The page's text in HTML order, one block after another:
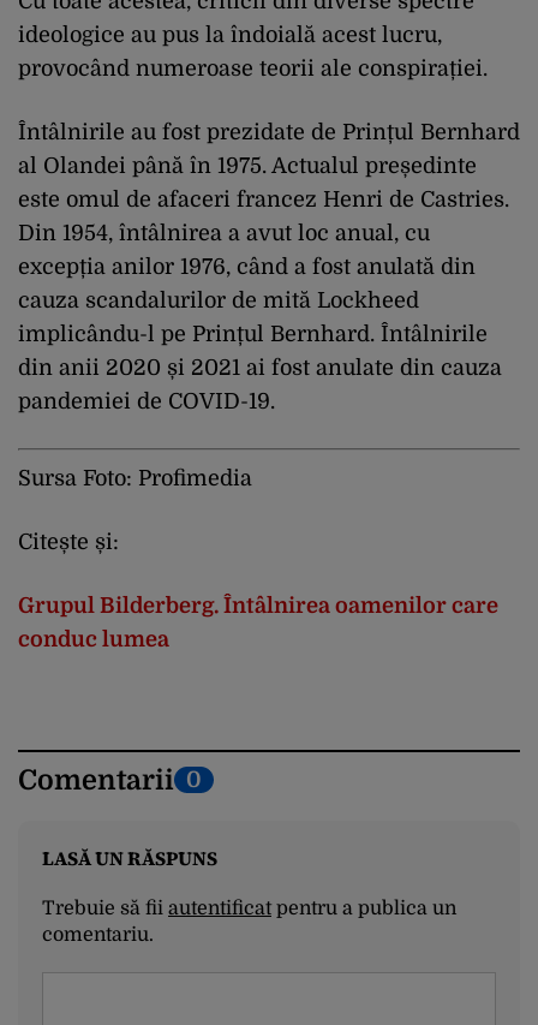
ideologice au pus la îndoială acest lucru,
provocând numeroase teorii ale conspirației.
Întâlnirile au fost prezidate de Prințul Bernhard
al Olandei până în 1975. Actualul președinte
este omul de afaceri francez Henri de Castries.
Din 1954, întâlnirea a avut loc anual, cu
excepția anilor 1976, când a fost anulată din
cauza scandalurilor de mită Lockheed
implicându-l pe Prințul Bernhard. Întâlnirile
din anii 2020 și 2021 ai fost anulate din cauza
pandemiei de COVID-19.
Sursa Foto: Profimedia
Citește și:
Grupul Bilderberg. Întâlnirea oamenilor care
conduc lumea
Comentarii 0
LASĂ UN RĂSPUNS
Trebuie să fii autentificatpentru a publica un
comentariu.